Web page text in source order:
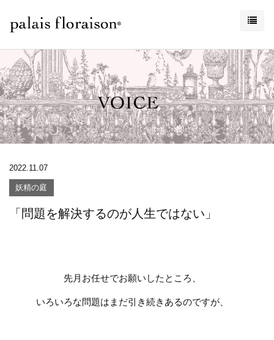
2022.11.07
妖精の庭
「問題を解決するのが人生ではない」
先月お任せでお願いしたところ、
いろいろな問題はまだ引き続きあるのですが、